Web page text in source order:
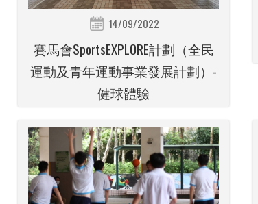
14/09/2022
賽馬會SportsEXPLORE計劃（全民
運動及青年運動事業發展計劃）-
健球體驗